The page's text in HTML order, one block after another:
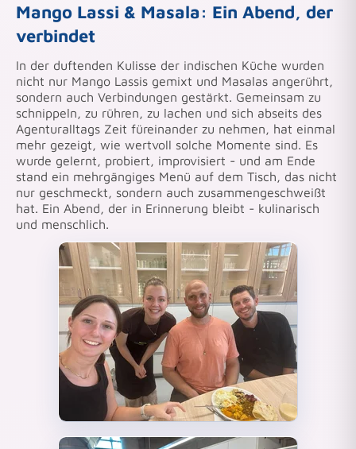
Mango Lassi & Masala: Ein Abend, der
verbindet
In der duftenden Kulisse der indischen Küche wurden
nicht nur Mango Lassis gemixt und Masalas angerührt,
sondern auch Verbindungen gestärkt. Gemeinsam zu
schnippeln, zu rühren, zu lachen und sich abseits des
Agenturalltags Zeit füreinander zu nehmen, hat einmal
mehr gezeigt, wie wertvoll solche Momente sind. Es
wurde gelernt, probiert, improvisiert - und am Ende
stand ein mehrgängiges Menü auf dem Tisch, das nicht
nur geschmeckt, sondern auch zusammengeschweißt
hat. Ein Abend, der in Erinnerung bleibt - kulinarisch
und menschlich.